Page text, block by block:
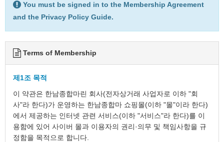
You must be signed in to the Membership Agreement
and the Privacy Policy Guide.
Terms of Membership
제1조 목적
이 약관은 한남종합마린 회사(전자상거래 사업자로 이하 "회
사"라 한다)가 운영하는 한남종합마 쇼핑몰(이하 "몰"이라 한다)
에서 제공하는 인터넷 관련 서비스(이하 "서비스"라 한다)를 이
용함에 있어 사이버 몰과 이용자의 권리·의무 및 책임사항을 규
정함을 목적으로 합니다.